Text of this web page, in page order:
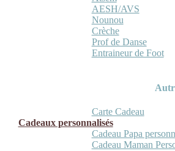
AESH/AVS
Nounou
Crèche
Prof de Danse
Entraineur de Foot
Carte Cadeau
Cadeaux personnalisés
Cadeau Papa
Cadeau Maman